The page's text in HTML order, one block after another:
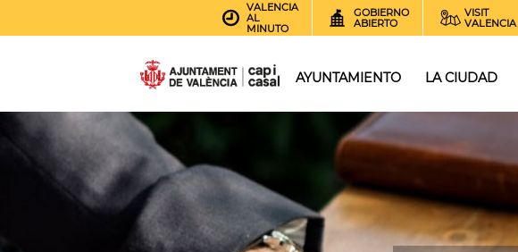
VALENCIA
AL
MINUTO
GOBIERNO
ABIERTO
VISIT
VALENCIA
AYUNTAMIENTO LA CIUDAD